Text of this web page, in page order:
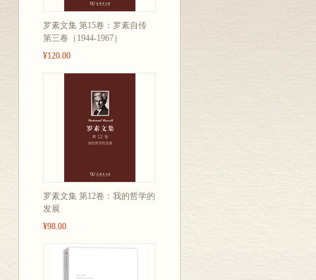
罗素文集 第15卷：罗素自传
第三卷（1944-1967）
¥120.00
罗素文集 第12卷：我的哲学的
发展
¥98.00